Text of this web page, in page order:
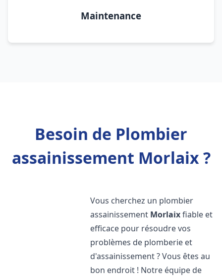
Maintenance
Besoin de Plombier
assainissement Morlaix ?
Vous cherchez un plombier
assainissement Morlaixfiable et
efficace pour résoudre vos
problèmes de plomberie et
d'assainissement ? Vous êtes au
bon endroit ! Notre équipe de